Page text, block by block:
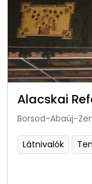
Alacskai
Borsod-Abaúj-
Látnivalók